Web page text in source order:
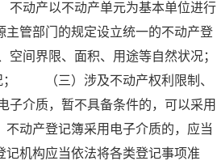
动产以不动产单元为基本单位进行
管部门的规定设立统一的不动产登
界限、面积、用途等自然状况；
； （三）涉及不动产权利限制、
质，暂不具备条件的，可以采用
动产登记簿采用电子介质的，应当
机构应当依法将各类登记事项准